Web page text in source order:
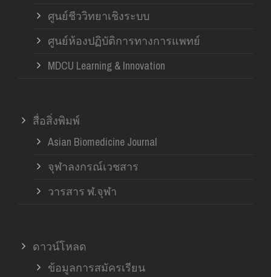
ศูนย์ชีววิทยาเชิงระบบ
ศูนย์ห้องปฏิบัติการทางการแพทย์
MDCU Learning & Innovation
สื่อสิ่งพิมพ์
Asian Biomedicine Journal
จุฬาลงกรณ์เวชสาร
วารสาร ฬ.จุฬา
ดาวน์โหลด
ข้อมูลการสมัครเรียน